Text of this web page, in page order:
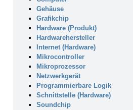
Gehäuse
Grafikchip
Hardware (Produkt)
Hardwarehersteller
Internet (Hardware)
Mikrocontroller
Mikroprozessor
Netzwerkgerät
Programmierbare Logik
Schnittstelle (Hardware)
Soundchip